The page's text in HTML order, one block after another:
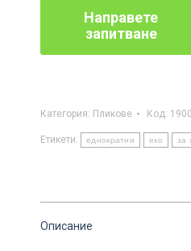
Категория: Пликове Код:
Етикети: еднократни еко за
Описание